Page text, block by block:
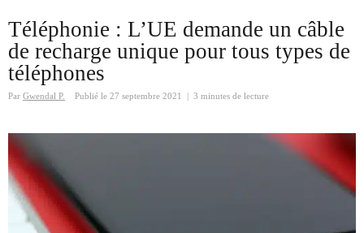
Téléphonie : L’UE demande un câble
de recharge unique pour tous types de
téléphones
Par Gwendal P. Publié le 27 septembre 2021 3 minutes de lecture